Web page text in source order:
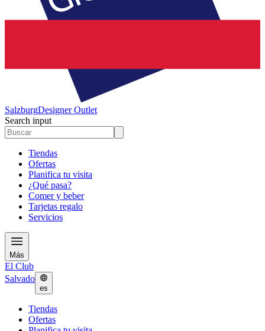
SalzburgDesigner Outlet
Search input
Tiendas
Ofertas
Planifica tu visita
¿Qué pasa?
Comer y beber
Tarjetas regalo
Servicios
Más
El Club
Salvado
es
Tiendas
Ofertas